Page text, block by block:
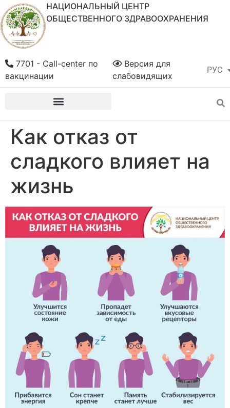
НАЦИОНАЛЬНЫЙ ЦЕНТР
ОБЩЕСТВЕННОГО ЗДРАВООХРАНЕНИЯ
РУС
ҚАЗ
Версия для
слабовидящих
7701 - Call-center по
вакцинации
Как отказ от
сладкого влияет на
жизнь